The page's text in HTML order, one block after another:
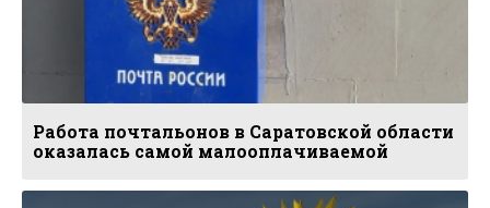
Работа почтальонов в Саратовской области
оказалась самой малооплачиваемой